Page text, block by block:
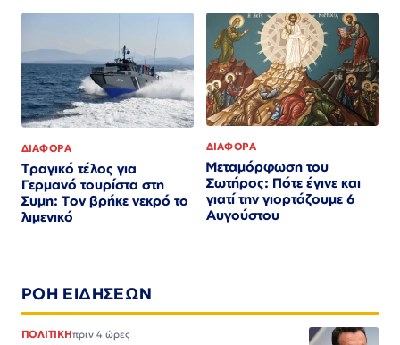
ΔΙΑΦΟΡΑ
Τραγικό τέλος για
Γερμανό τουρίστα στη
Συμη: Τον βρήκε νεκρό το
λιμενικό
ΔΙΑΦΟΡΑ
Μεταμόρφωση του
Σωτήρος: Πότε έγινε και
γιατί την γιορτάζουμε 6
Αυγούστου
ΡΟΗ ΕΙΔΗΣΕΩΝ
ΠΟΛΙΤΙΚΗπριν 4 ώρες